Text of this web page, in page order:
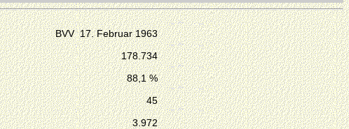
BVV 17. Februar 1963
178.734
88,1 %
45
3.972